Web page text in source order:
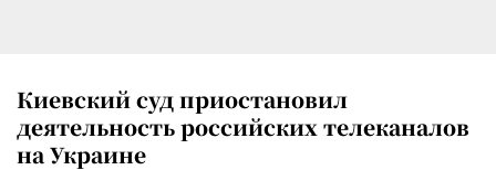
Киевский суд приостановил
деятельность российских телеканалов
на Украине